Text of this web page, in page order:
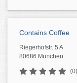
Contains Coffee
Riegerhofstr. 5 A
80686 München
(0)